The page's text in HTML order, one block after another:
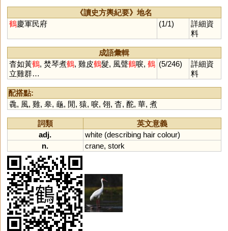
《讀史方輿紀要》地名
鶴慶軍民府 (1/1)
詳細資
料
成語彙輯
杳如黃鶴, 焚琴煮鶴, 雞皮鶴髮, 風聲鶴唳, 鶴
立雞群…
(5/246)
詳細資
料
配搭點:
毳, 風, 雞, 皋, 龜, 閒, 猿, 唳, 翎, 杳, 酡, 華, 煮
詞類
英文意義
adj.
white(describing hair colour)
n.
crane, stork